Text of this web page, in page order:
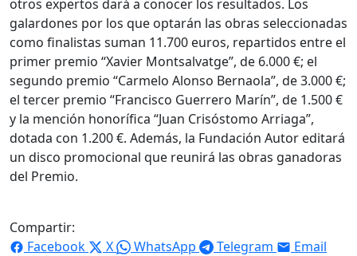
otros expertos dará a conocer los resultados. Los
galardones por los que optarán las obras seleccionadas
como finalistas suman 11.700 euros, repartidos entre el
primer premio “Xavier Montsalvatge”, de 6.000 €; el
segundo premio “Carmelo Alonso Bernaola”, de 3.000 €;
el tercer premio “Francisco Guerrero Marín”, de 1.500 €
y la mención honorífica “Juan Crisóstomo Arriaga”,
dotada con 1.200 €. Además, la Fundación Autor editará
un disco promocional que reunirá las obras ganadoras
del Premio.
Compartir:
Facebook
X WhatsApp Telegram Email